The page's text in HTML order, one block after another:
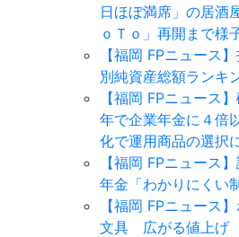
日ほぼ満席」の居酒
ｏＴｏ」再開まで様
【福岡 FPニュース
別純資産総額ランキ
【福岡 FPニュース
年で企業年金に４倍
化で運用商品の選択
【福岡 FPニュース
年金「わかりにくい
【福岡 FPニュース
文具 広がる値上げ